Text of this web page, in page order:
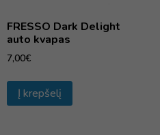
FRESSO Dark Delight
auto kvapas
7,00€
Į krepšelį